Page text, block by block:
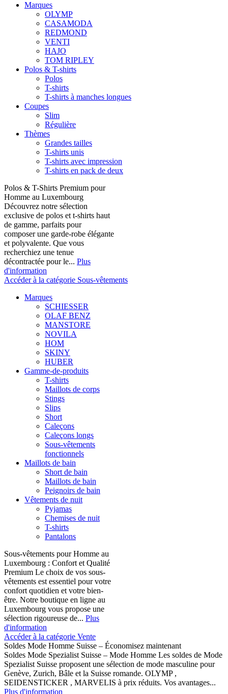
Marques
OLYMP
CASAMODA
REDMOND
VENTI
HAJO
TOM RIPLEY
Polos & T-shirts
Polos
T-shirts
T-shirts à manches longues
Coupes
Slim
Régulière
Thèmes
Grandes tailles
T-shirts unis
T-shirts avec impression
T-shirts en pack de deux
Polos & T-Shirts Premium pour
Homme au Luxembourg
Découvrez notre sélection
exclusive de polos et t-shirts haut
de gamme, parfaits pour
composer une garde-robe élégante
et polyvalente. Que vous
recherchiez une tenue
décontractée pour le... Plus
d'information
Accéder à la catégorie Sous-vêtements
Marques
SCHIESSER
OLAF BENZ
MANSTORE
NOVILA
HOM
SKINY
HUBER
Gamme-de-produits
T-shirts
Maillots de corps
Stings
Slips
Short
Caleçons
Caleçons longs
Sous-vêtements
fonctionnels
Maillots de bain
Short de bain
Maillots de bain
Peignoirs de bain
Vêtements de nuit
Pyjamas
Chemises de nuit
T-shirts
Pantalons
Sous-vêtements pour Homme au
Luxembourg : Confort et Qualité
Premium Le choix de vos sous-
vêtements est essentiel pour votre
confort quotidien et votre bien-
être. Notre boutique en ligne au
Luxembourg vous propose une
sélection rigoureuse de... Plus
d'information
Accéder à la catégorie Vente
Soldes Mode Homme Suisse – Économisez maintenant
Soldes Mode Spezialist Suisse – Mode Homme Les soldes de Mode
Spezialist Suisse proposent une sélection de mode masculine pour
Genève, Zurich, Bâle et la Suisse romande. OLYMP ,
SEIDENSTICKER , MARVELIS à prix réduits. Vos avantages...
Plus d'information